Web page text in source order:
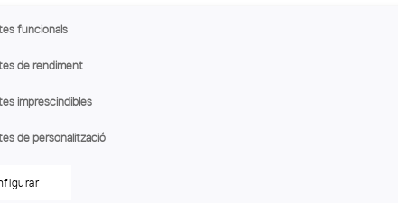
Mas. Institut Amatller d’Art Hispànic
la jornada festiva que posa punt final al Congrés
setmana intensa de taules rodones, debats i
funcionals
de rendiment
imprescindibles
de personalització